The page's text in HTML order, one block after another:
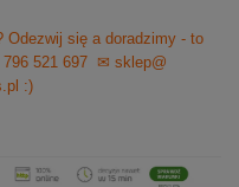
Odezwij się a doradzimy - to
521 697
✉ sklep@
:)